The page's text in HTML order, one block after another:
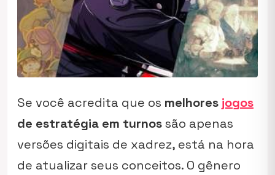
Se você acredita que os melhores jogos
de estratégia em turnossão apenas
versões digitais de xadrez, está na hora
de atualizar seus conceitos. O gênero